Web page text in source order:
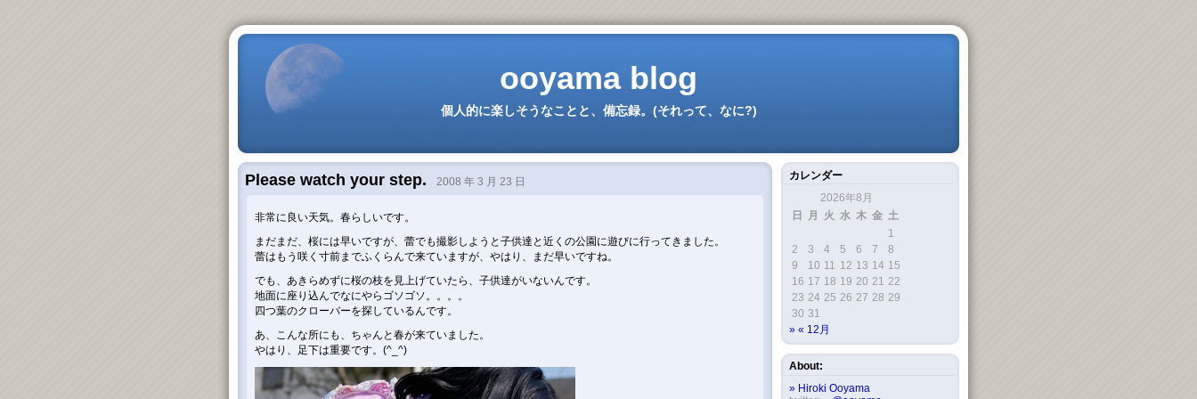
ooyama blog
個人的に楽しそうなことと、備忘録。(それって、なに?)
Please watch your step. 2008 年 3 月 23 日
非常に良い天気。春らしいです。
まだまだ、桜には早いですが、蕾でも撮影しようと子供達と近くの公園に遊びに行ってきました。
蕾はもう咲く寸前までふくらんで来ていますが、やはり、まだ早いですね。
でも、あきらめずに桜の枝を見上げていたら、子供達がいないんです。
地面に座り込んでなにやらゴソゴソ。。。。
四つ葉のクローバーを探しているんです。
あ、こんな所にも、ちゃんと春が来ていました。
やはり、足下は重要です。(^_^)
カレンダー
2026年8月
日
月 火 水 木 金 土
1
2
3 4 5 6 7
8
9
10 11 12 13 14 15
16 17 18 19 20 21 22
23 24 25 26 27 28 29
30 31
« 12月
About:
Hiroki Ooyama